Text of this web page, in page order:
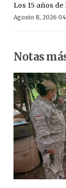
Los 15 años
Agosto 8, 2026
Notas